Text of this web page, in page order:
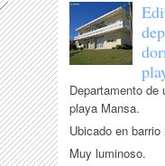
Departamento
playa Mansa.
Ubicado en
Muy luminoso.